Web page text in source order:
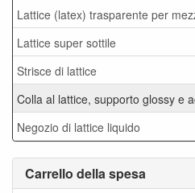
Lattice (latex) trasparente per
Lattice super sottile
Strisce di lattice
Colla al lattice, supporto glossy e
Negozio di lattice liquido
Carrello della spesa